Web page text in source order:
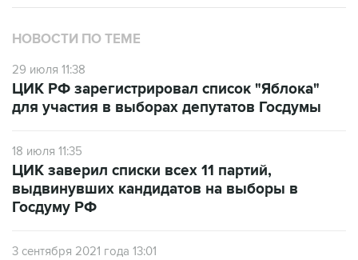
НОВОСТИ ПО ТЕМЕ
29 июля 11:38
ЦИК РФ зарегистрировал список "Яблока"
для участия в выборах депутатов Госдумы
18 июля 11:35
ЦИК заверил списки всех 11 партий,
выдвинувших кандидатов на выборы в
Госдуму РФ
3 сентября 2021 года 13:01